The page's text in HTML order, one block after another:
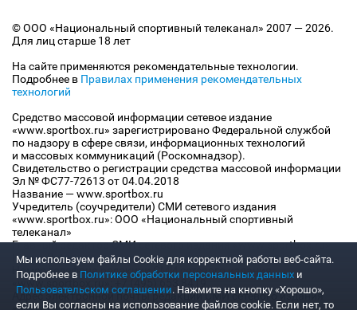
© ООО «Национальный спортивный телеканал» 2007 — 2026.
Для лиц старше 18 лет
На сайте применяются рекомендательные технологии.
Подробнее в Правилах применения рекомендательных
технологий
Средство массовой информации сетевое издание
«www.sportbox.ru» зарегистрировано Федеральной службой
по надзору в сфере связи, информационных технологий
и массовых коммуникаций (Роскомнадзор).
Свидетельство о регистрации средства массовой информации
Эл № ФС77-72613 от 04.04.2018
Название — www.sportbox.ru
Учредитель (соучредители) СМИ сетевого издания
«www.sportbox.ru»: ООО «Национальный спортивный
телеканал»
Главный редактор СМИ сетевого издания «www.sportbox.ru»:
Конов В.А.
Номер телефона редакции СМИ сетевого издания
«www.sportbox.ru»: +7 (495) 653 8419
Адрес электронной почты редакции СМИ сетевого издания
Мы используем файлы Сookie для корректной работы веб-сайта.
Подробнее в Политике обработки персональных данных и
Пользовательском соглашении. Нажмите на кнопку «Хорошо»,
если Вы согласны на использование файлов cookie. Если нет, то